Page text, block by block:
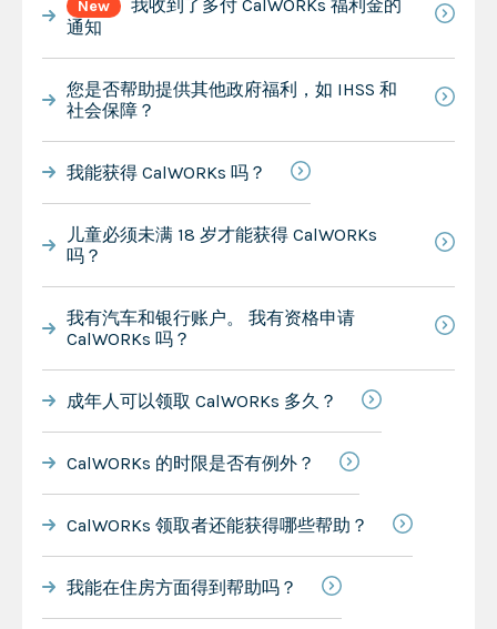
New
我收到了多付 CalWORKs 福利金的
通知
您是否帮助提供其他政府福利，如 IHSS 和
社会保障？
我能获得 CalWORKs 吗？
儿童必须未满 18 岁才能获得 CalWORKs
吗？
我有汽车和银行账户。 我有资格申请
CalWORKs 吗？
成年人可以领取 CalWORKs 多久？
CalWORKs 的时限是否有例外？
CalWORKs 领取者还能获得哪些帮助？
我能在住房方面得到帮助吗？